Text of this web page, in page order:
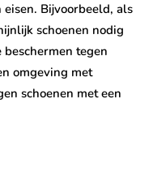
Bijvoorbeeld, als
schoenen nodig
beschermen tegen
omgeving met
schoenen met een